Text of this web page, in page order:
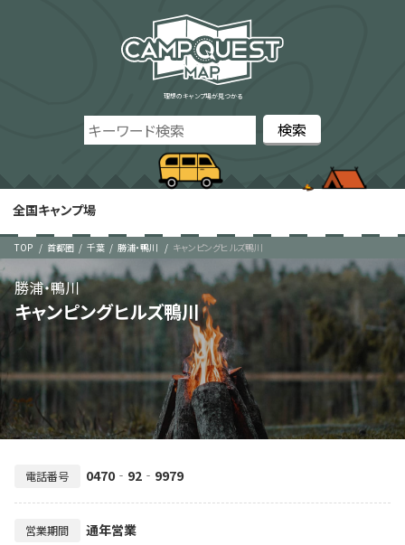
理想のキャンプ場が見つかる
全国キャンプ場
TOP 首都圏 千葉 勝浦・鴨川 キャンピングヒルズ鴨川
キャンピングヒルズ鴨川
勝浦・鴨川
電話番号 0470‐92‐9979
営業期間 通年営業